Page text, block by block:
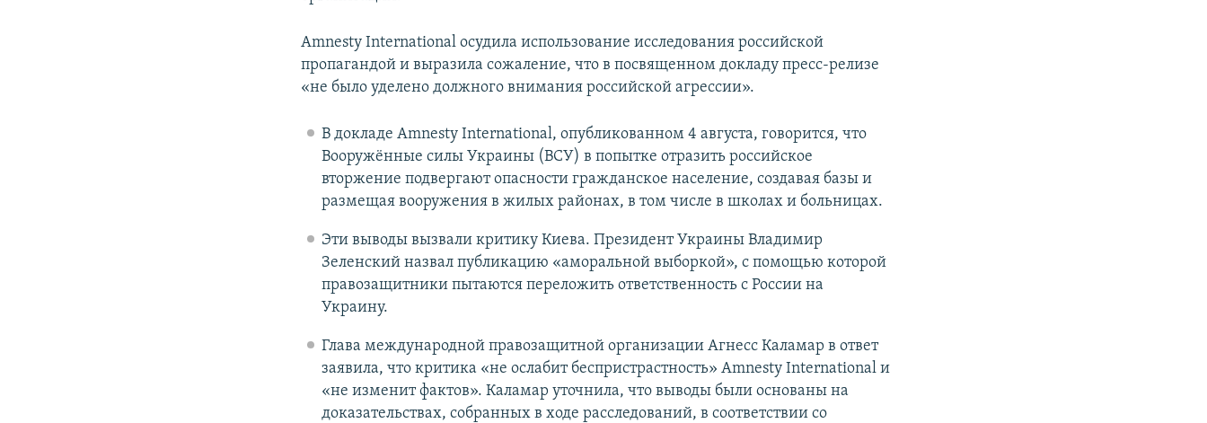
Amnesty International осудила использование исследования российской
пропагандой и выразила сожаление, что в посвященном докладу пресс-релизе
«не было уделено должного внимания российской агрессии».
В докладе Amnesty International, опубликованном 4 августа, говорится, что
Вооружённые силы Украины (ВСУ) в попытке отразить российское
вторжение подвергают опасности гражданское население, создавая базы и
размещая вооружения в жилых районах, в том числе в школах и больницах.
Эти выводы вызвали критику Киева. Президент Украины Владимир
Зеленский назвал публикацию «аморальной выборкой», с помощью которой
правозащитники пытаются переложить ответственность с России на
Украину.
Глава международной правозащитной организации Агнесс Каламар в ответ
заявила, что критика «не ослабит беспристрастность» Amnesty International и
«не изменит фактов». Каламар уточнила, что выводы были основаны на
доказательствах, собранных в ходе расследований, в соответствии со